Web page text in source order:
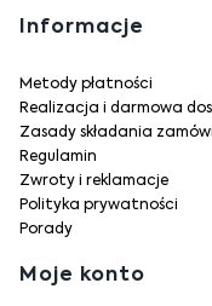
Informacje
Metody płatności
Realizacja i darmowa
Zasady składania
Regulamin
Zwroty i reklamacje
Polityka prywatności
Porady
Moje konto